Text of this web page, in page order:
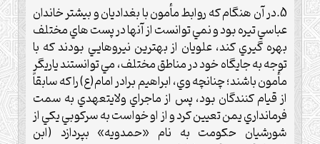
5.در آن هنگام که روابط مأمون با بغداديان و بيشتر خاندان
عباسي تيره بود و نمي توانست از آنها در پست هاي مختلف
بهره گيري کند، علويان از بهترين نيروهايي بودند که با
توجه به جايگاه خود در مناطق مختلف، مي توانستند ياريگر
مأمون باشند؛ چنانچه وي، ابراهيم برادر امام(ع) را که سابقاً
از قيام کنندگان بود، پس از ماجراي ولايتعهدي به سمت
فرمانداري يمن تعيين کرد و از او خواست به سرکوبي يکي از
شورشيان حکومت به نام «حمدويه» بپردازد (ابن